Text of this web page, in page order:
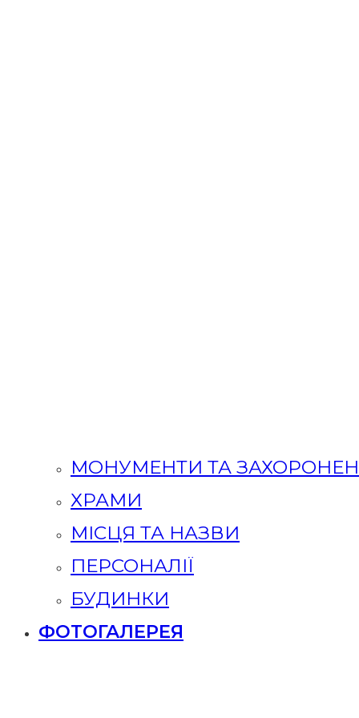
МОНУМЕНТИ ТА
ХРАМИ
МІСЦЯ ТА НАЗВИ
ПЕРСОНАЛІЇ
БУДИНКИ
ФОТОГАЛЕРЕЯ